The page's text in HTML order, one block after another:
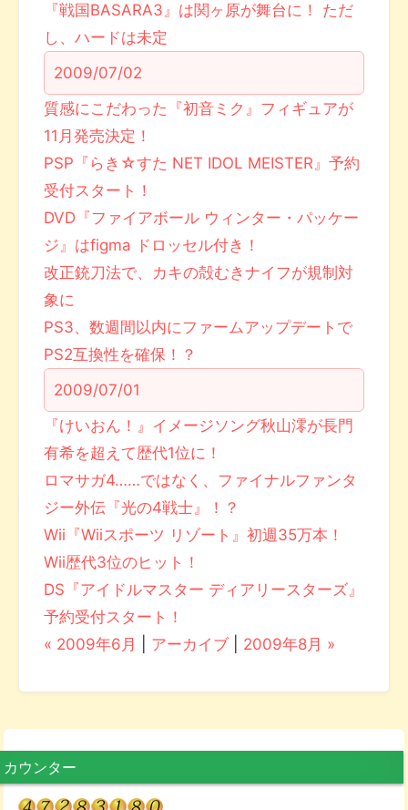
『戦国BASARA3』は関ヶ原が舞台に！ ただ
し、ハードは未定
2009/07/02
質感にこだわった『初音ミク』フィギュアが
11月発売決定！
PSP『らき☆すた NET IDOL MEISTER』予約
受付スタート！
DVD『ファイアボール ウィンター・パッケー
ジ』はfigma ドロッセル付き！
改正銃刀法で、カキの殻むきナイフが規制対
象に
PS3、数週間以内にファームアップデートで
PS2互換性を確保！？
2009/07/01
『けいおん！』イメージソング秋山澪が長門
有希を超えて歴代1位に！
ロマサガ4……ではなく、ファイナルファンタ
ジー外伝『光の4戦士』！？
Wii『Wiiスポーツ リゾート』初週35万本！
Wii歴代3位のヒット！
DS『アイドルマスター ディアリースターズ』
予約受付スタート！
« 2009年6月
アーカイブ 2009年8月 »
カウンター